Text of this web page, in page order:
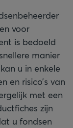
voor
is bedoeld
manier
u in enkele
en risico’s van
met een
zijn
u fondsen